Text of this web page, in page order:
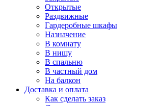
Открытые
Раздвижные
Гардеробные шкафы
Назначение
В комнату
В нишу
В спальню
В частный дом
На балкон
Доставка и оплата
Как сделать заказ